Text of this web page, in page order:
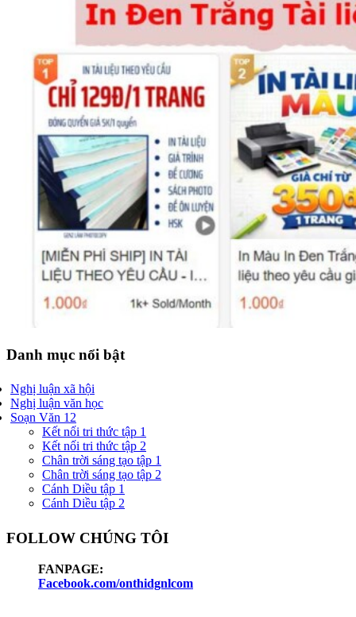
Danh mục nổi bật
Nghị luận xã hội
Nghị luận văn học
Soạn Văn 12
Kết nối tri thức tập 1
Kết nối tri thức tập 2
Chân trời sáng tạo tập 1
Chân trời sáng tạo tập 2
Cánh Diều tập 1
Cánh Diều tập 2
FOLLOW CHÚNG TÔI
FANPAGE:
Facebook.com/onthidgnlcom